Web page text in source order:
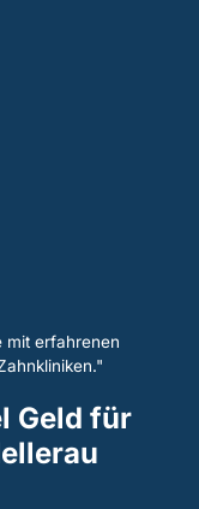
mit erfahrenen
Geld für